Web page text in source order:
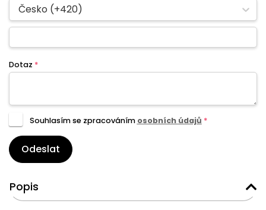
Česko (+420)
Dotaz *
Souhlasím se zpracováním osobních údajů *
Odeslat
Popis